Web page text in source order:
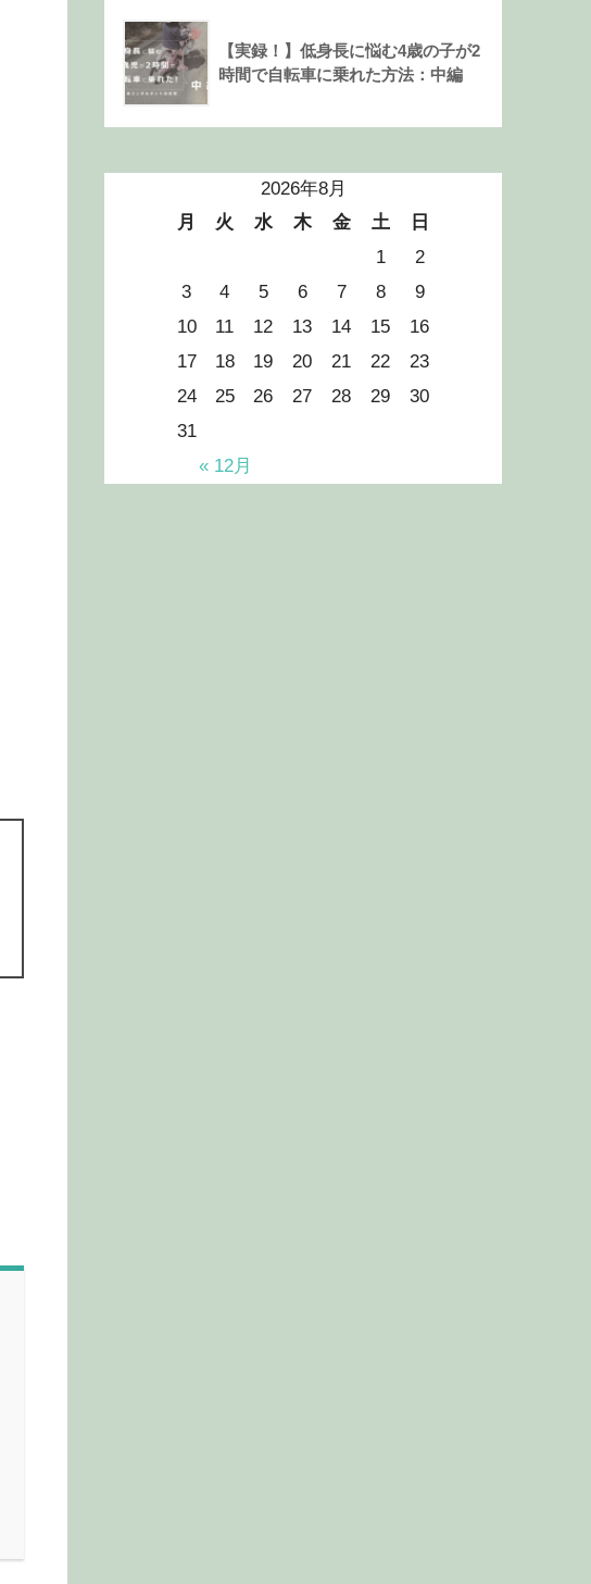
【実録！】低身長に悩む4歳の子が2
時間で自転車に乗れた方法：中編
2026年8月
月
火 水 木 金 土 日
« 12月
1
2
3
4 5 6 7 8
9
10
11 12 13 14 15
16
17
18 19 20 21 22
23
24
25 26 27 28 29
30
31